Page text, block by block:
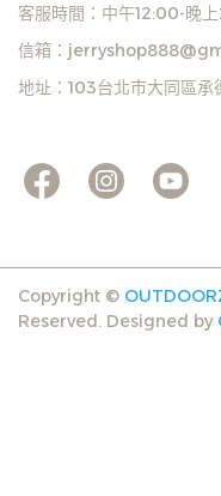
客服時間：中午12:00-晚
信箱：
地址：103台北市大同區承
Copyright ©
Reserved. Designed by